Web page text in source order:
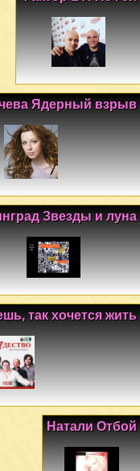
Ядерный взрыв
Звезды и луна
так хочется жить
Натали Отбой